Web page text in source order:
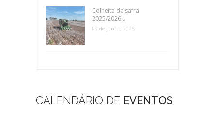
Colheita da safra
2025/2026...
09 de junho, 2026
CALENDÁRIO DE EVENTOS